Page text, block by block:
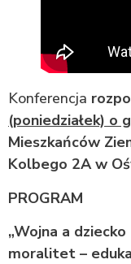
Konferencja
(poniedziałek) o
Mieszkańców
Kolbego 2A w
PROGRAM
„Wojna a
moralitet –